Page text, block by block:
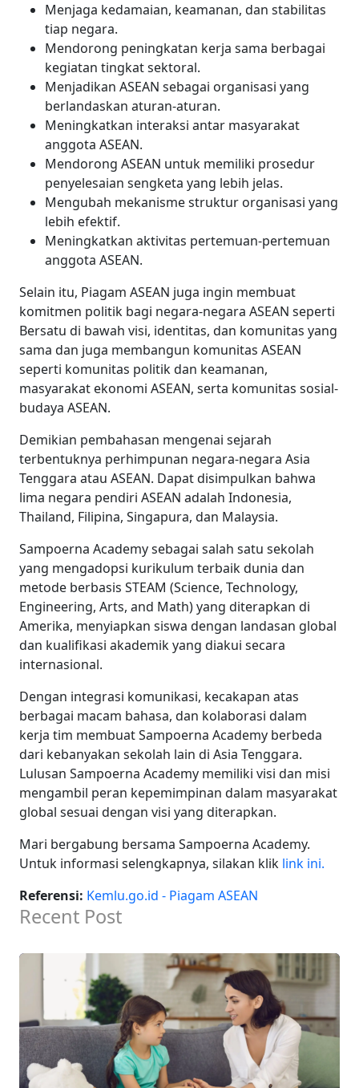
Menjaga kedamaian, keamanan, dan stabilitas
tiap negara.
Mendorong peningkatan kerja sama berbagai
kegiatan tingkat sektoral.
Menjadikan ASEAN sebagai organisasi yang
berlandaskan aturan-aturan.
Meningkatkan interaksi antar masyarakat
anggota ASEAN.
Mendorong ASEAN untuk memiliki prosedur
penyelesaian sengketa yang lebih jelas.
Mengubah mekanisme struktur organisasi yang
lebih efektif.
Meningkatkan aktivitas pertemuan-pertemuan
anggota ASEAN.
Selain itu, Piagam ASEAN juga ingin membuat
komitmen politik bagi negara-negara ASEAN seperti
Bersatu di bawah visi, identitas, dan komunitas yang
sama dan juga membangun komunitas ASEAN
seperti komunitas politik dan keamanan,
masyarakat ekonomi ASEAN, serta komunitas sosial-
budaya ASEAN.
Demikian pembahasan mengenai sejarah
terbentuknya perhimpunan negara-negara Asia
Tenggara atau ASEAN. Dapat disimpulkan bahwa
lima negara pendiri ASEAN adalah Indonesia,
Thailand, Filipina, Singapura, dan Malaysia.
Sampoerna Academy sebagai salah satu sekolah
yang mengadopsi kurikulum terbaik dunia dan
metode berbasis STEAM (Science, Technology,
Engineering, Arts, and Math) yang diterapkan di
Amerika, menyiapkan siswa dengan landasan global
dan kualifikasi akademik yang diakui secara
internasional.
Dengan integrasi komunikasi, kecakapan atas
berbagai macam bahasa, dan kolaborasi dalam
kerja tim membuat Sampoerna Academy berbeda
dari kebanyakan sekolah lain di Asia Tenggara.
Lulusan Sampoerna Academy memiliki visi dan misi
mengambil peran kepemimpinan dalam masyarakat
global sesuai dengan visi yang diterapkan.
Mari bergabung bersama Sampoerna Academy.
Untuk informasi selengkapnya, silakan klik link ini.
Referensi: Kemlu.go.id - Piagam ASEAN
Recent Post